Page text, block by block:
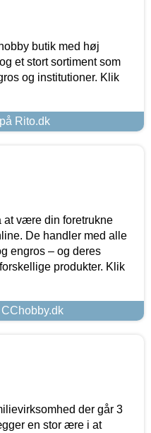
butik med høj
et stort sortiment som
og institutioner. Klik
Rito.dk
at være din foretrukne
De handler med alle
engros – og deres
produkter. Klik
der går 3
en stor ære i at